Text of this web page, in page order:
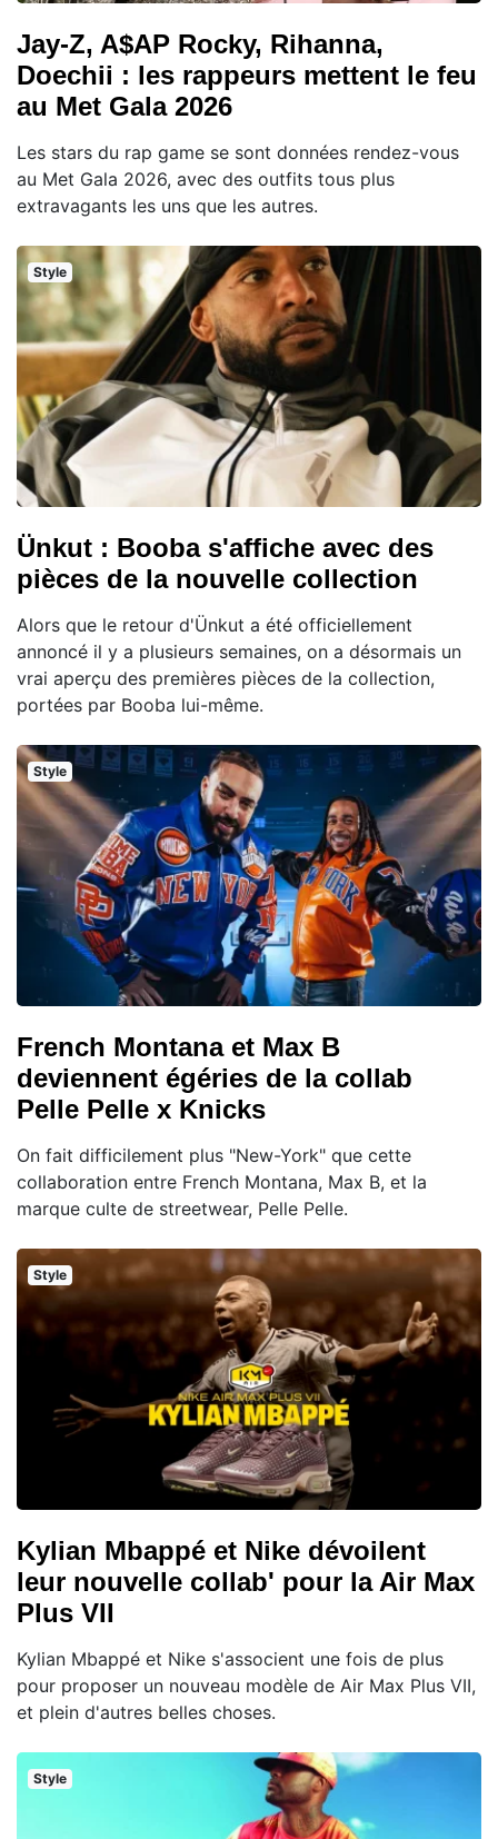
Jay-Z, A$AP Rocky, Rihanna,
Doechii : les rappeurs mettent le feu
au Met Gala 2026
Les stars du rap game se sont données rendez-vous
au Met Gala 2026, avec des outfits tous plus
extravagants les uns que les autres.
Style
Ünkut : Booba s'affiche avec des
pièces de la nouvelle collection
Alors que le retour d'Ünkut a été officiellement
annoncé il y a plusieurs semaines, on a désormais un
vrai aperçu des premières pièces de la collection,
portées par Booba lui-même.
Style
French Montana et Max B
deviennent égéries de la collab
Pelle Pelle x Knicks
On fait difficilement plus "New-York" que cette
collaboration entre French Montana, Max B, et la
marque culte de streetwear, Pelle Pelle.
Style
Kylian Mbappé et Nike dévoilent
leur nouvelle collab' pour la Air Max
Plus VII
Kylian Mbappé et Nike s'associent une fois de plus
pour proposer un nouveau modèle de Air Max Plus VII,
et plein d'autres belles choses.
Style